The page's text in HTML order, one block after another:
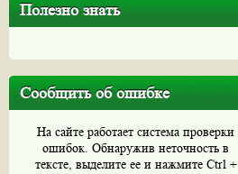
Полезно знать
Сообщить об ошибке
На сайте работает система проверки
ошибок. Обнаружив неточность в
тексте, выделите ее и нажмите Ctrl +